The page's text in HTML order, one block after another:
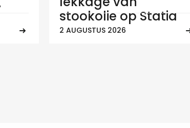
stookolie op Statia
2 AUGUSTUS 2026